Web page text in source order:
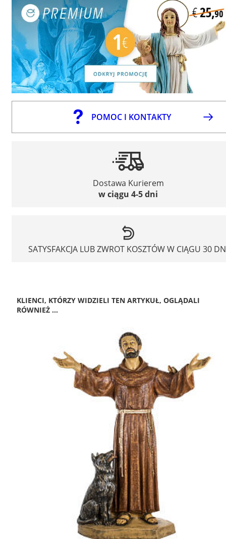
POMOC I KONTAKTY
Dostawa Kurierem
w ciągu 4-5 dni
SATYSFAKCJA LUB ZWROT KOSZTÓW W CIĄGU 30
KLIENCI, KTÓRZY WIDZIELI TEN ARTYKUŁ, OGLĄDALI
RÓWNIEŻ ...